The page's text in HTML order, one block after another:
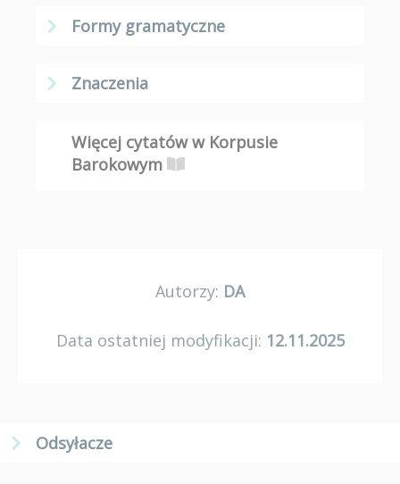
Formy gramatyczne
Znaczenia
Więcej cytatów w Korpusie
Barokowym
Autorzy: DA
Data ostatniej modyfikacji: 12.11.2025
Odsyłacze